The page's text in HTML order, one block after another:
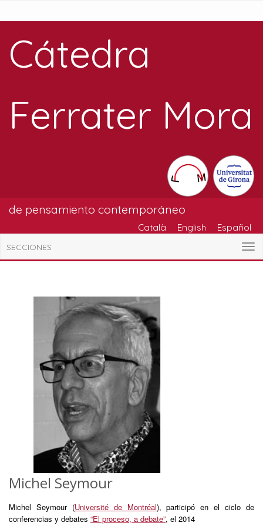
Cátedra
Ferrater Mora
de pensamiento contemporáneo
Català English Español
SECCIONES
Michel Seymour
Michel Seymour (Université de Montréal), participó en el ciclo de
conferencias y debates “El proceso, a debate”, el 2014